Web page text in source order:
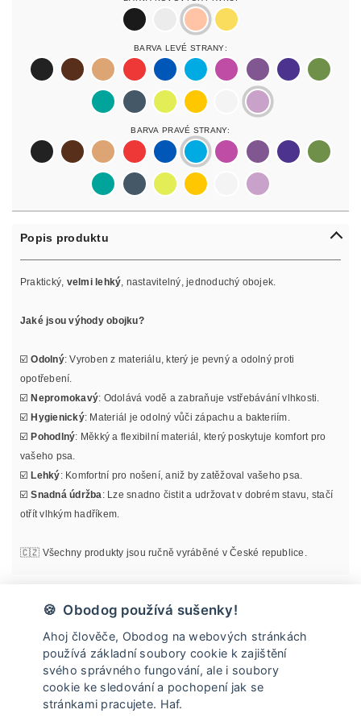
black
silver rosegoldgold
Barva Levé Strany:
black
darkbrownlightbrown
red blue lightbluelightpurplepurpur purple olive
pastelgreen
petrol neonyellow
yellow white lilac
Barva Pravé Strany:
black
darkbrownlightbrown
red blue lightbluelightpurplepurpur purple olive
pastelgreen
petrol neonyellow
yellow white lilac
Popis produktu
Praktický, velmi lehký , nastavitelný, jednoduchý obojek.
Jaké jsou výhody obojku?
☑️Odolný: Vyroben z materiálu, který je pevný a odolný proti
opotřebení.
☑️Nepromokavý: Odolává vodě a zabraňuje vstřebávání vlhkosti.
☑️Hygienický: Materiál je odolný vůči zápachu a bakteriím.
☑️Pohodlný: Měkký a flexibilní materiál, který poskytuje komfort pro
vašeho psa.
☑️Lehký: Komfortní pro nošení, aniž by zatěžoval vašeho psa.
☑️Snadná údržba : Lze snadno čistit a udržovat v dobrém stavu, stačí
otřít vlhkým hadříkem.
🇨🇿 Všechny produkty jsou ručně vyráběné v České republice.
Informace o velikosti
Údržba
🍪 Obodog používá sušenky!
Ahoj člověče, Obodog na webových stránkách
používá základní soubory cookie k zajištění
svého správného fungování, ale i soubory
cookie ke sledování a pochopení jak se
stránkami pracujete. Haf.